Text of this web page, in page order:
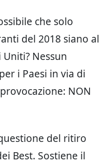
che solo
del 2018 siano al
Nessun
i Paesi in via di
NON
del ritiro
Best. Sostiene il